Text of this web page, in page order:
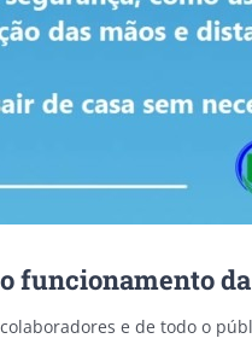
funcionamento
e de todo o